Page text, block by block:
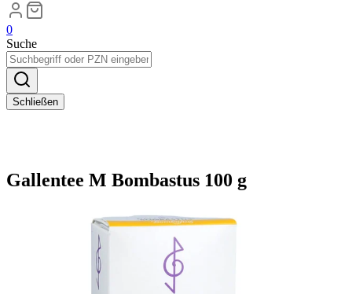
0
Suche
Schließen
Gallentee M Bombastus 100 g